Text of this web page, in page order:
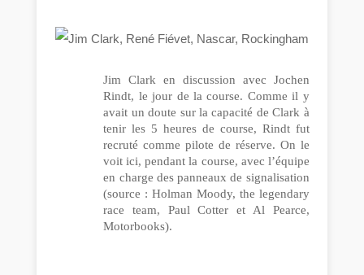
Jim Clark en discussion avec Jochen
Rindt, le jour de la course. Comme il y
avait un doute sur la capacité de Clark à
tenir les 5 heures de course, Rindt fut
recruté comme pilote de réserve. On le
voit ici, pendant la course, avec l’équipe
en charge des panneaux de signalisation
(source :Holman Moody, the legendary
race team, Paul Cotter et Al Pearce,
Motorbooks).